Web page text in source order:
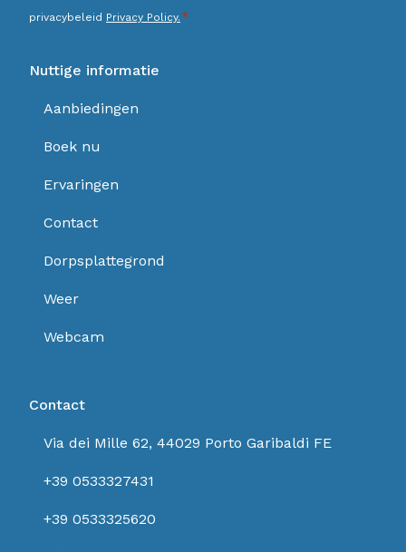
*
privacybeleid Privacy Policy. *
Nuttige informatie
Aanbiedingen
Boek nu
Ervaringen
Contact
Dorpsplattegrond
Weer
Webcam
Contact
Via dei Mille 62, 44029 Porto Garibaldi FE
+39 0533327431
+39 0533325620